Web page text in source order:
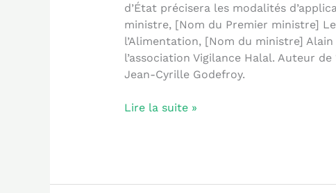
d’État précisera les modalités
ministre, [Nom du Premier ministre]
l’Alimentation, [Nom du ministre]
l’association Vigilance Halal. Auteur
Jean-Cyrille Godefroy.
Lire la suite »